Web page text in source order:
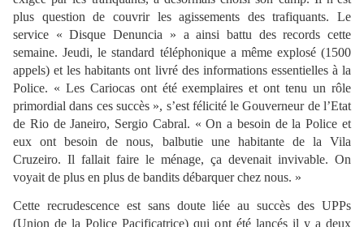
plus question de couvrir les agissements des trafiquants. Le
service « Disque Denuncia » a ainsi battu des records cette
semaine. Jeudi, le standard téléphonique a même explosé (1500
appels) et les habitants ont livré des informations essentielles à la
Police. « Les Cariocas ont été exemplaires et ont tenu un rôle
primordial dans ces succès », s’est félicité le Gouverneur de l’Etat
de Rio de Janeiro, Sergio Cabral. « On a besoin de la Police et
eux ont besoin de nous, balbutie une habitante de la Vila
Cruzeiro. Il fallait faire le ménage, ça devenait invivable. On
voyait de plus en plus de bandits débarquer chez nous. »
Cette recrudescence est sans doute liée au succès des UPPs
(Union de la Police Pacificatrice) qui ont été lancés il y a deux